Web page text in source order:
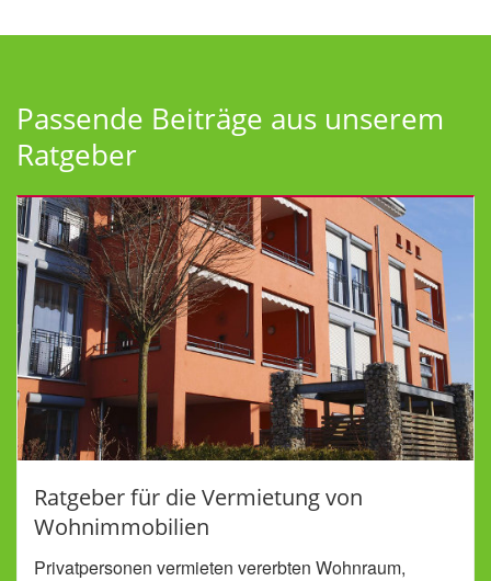
Passende Beiträge aus unserem
Ratgeber
Ratgeber für die Vermietung von
Wohnimmobilien
Privatpersonen vermieten vererbten Wohnraum,